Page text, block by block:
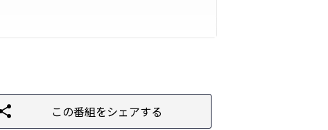
この番組をシェアする